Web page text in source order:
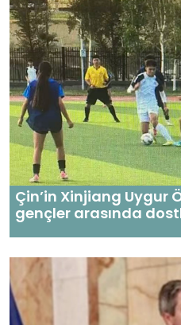
Çin’in Xinjiang Uygur
gençler arasında